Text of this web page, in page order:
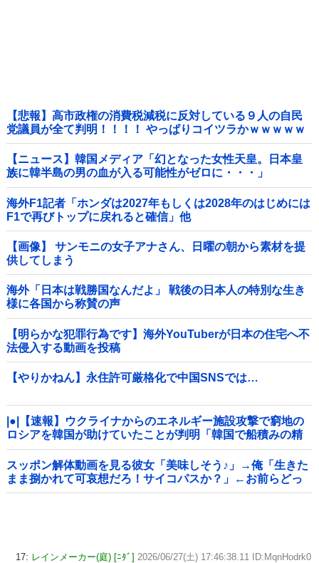
【悲報】高市政権の消費税減税に反対している９人の自民
党議員が全て判明！！！！ やっぱりコイツラかｗｗｗｗｗ
【ニュース】韓国メディア「幻となった女性天皇。日本皇
族に韓半島の男の血が入る可能性がゼロに・・・」
海外F1記者「ホンダは2027年もしくは2028年のはじめには
F1で再びトップに戻れると確信」他
【画像】 サンモニの女子アナさん、日曜の朝から素材を提
供してしまう
海外「日本は戦勝国なんだよ」 戦後の日本人の特別な生き
様に各国から称賛の声
【明らかな犯罪行為です】海外YouTuberが日本の住宅へ不
法侵入する動画を投稿
【やりかねん】永住許可厳格化で中国SNSでは…
|●|【速報】ウクライナからのエネルギー施設攻撃で窮地の
ロシアを韓国が助けていたことが判明「韓国で船積みの精
製油3万トンがロシア行き」
スッポン解体動画を見る彼女「美味しそう♪」→俺「生きた
まま捌かれて可哀想だろ！サイコパスか？」←お前らどっ
ち？
17: レインメーカー(庭) [ﾆﾀﾞ] 2026/06/27(土) 17:46:38.11 ID:MqnHodrk0